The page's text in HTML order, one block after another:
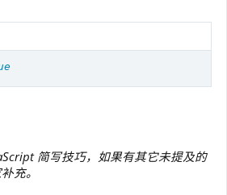
简写技巧，如果有其它未提及的
充。